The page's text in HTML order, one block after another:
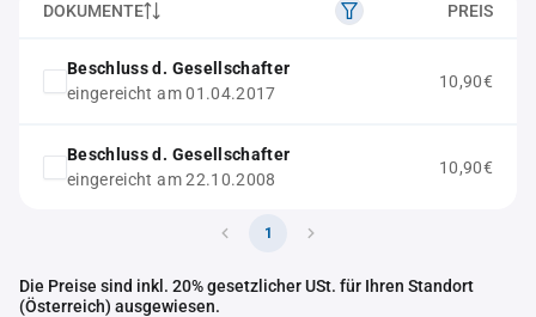
DOKUMENTE PREIS
Beschluss d. Gesellschafter
eingereicht am 01.04.2017
10,90€
Beschluss d. Gesellschafter
eingereicht am 22.10.2008
10,90€
1
Die Preise sind inkl. 20% gesetzlicher USt. für Ihren Standort
(Österreich) ausgewiesen.